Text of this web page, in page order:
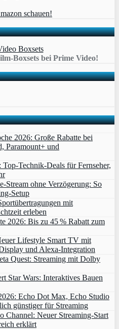
Boxsets bei Prime Video!
2026: Große Rabatte bei
Paramount+ und
Technik-Deals für Fernseher,
ohne Verzögerung: So
Setup
mit
erleben
2026: Bis zu 45 % Rabatt zum
Lifestyle Smart TV mit
und Alexa‑Integration
Quest: Streaming mit Dolby
Star Wars: Interaktives Bauen
Echo Dot Max, Echo Studio
günstiger für Streaming
Neuer Streaming‑Start
erklärt